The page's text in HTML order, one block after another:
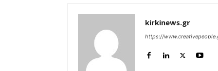
kirkinews.gr
https://